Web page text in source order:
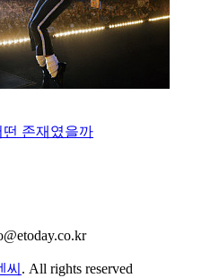
존재였을까
씨 . All rights reserved